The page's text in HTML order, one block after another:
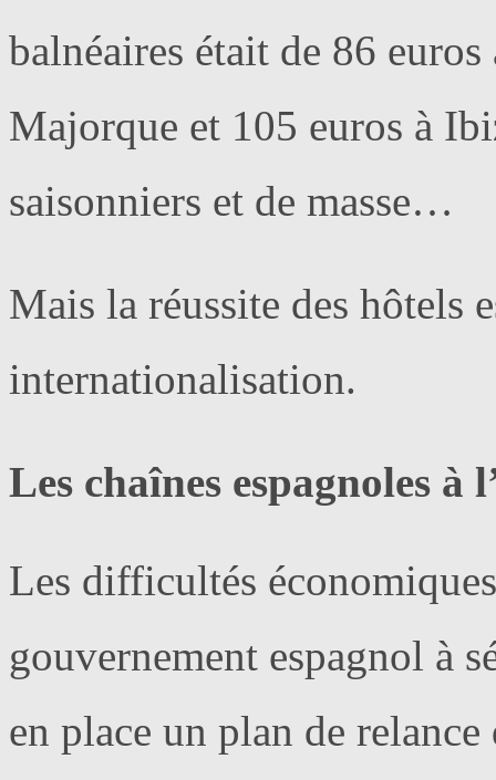
balnéaires était de 86
Majorque et 105 euros à
saisonniers et de masse…
Mais la réussite des hôtels
internationalisation.
Les chaînes espagnoles à
Les difficultés
gouvernement espagnol à
en place un plan de